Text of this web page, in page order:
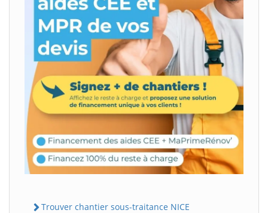
Trouver chantier sous-traitance NICE